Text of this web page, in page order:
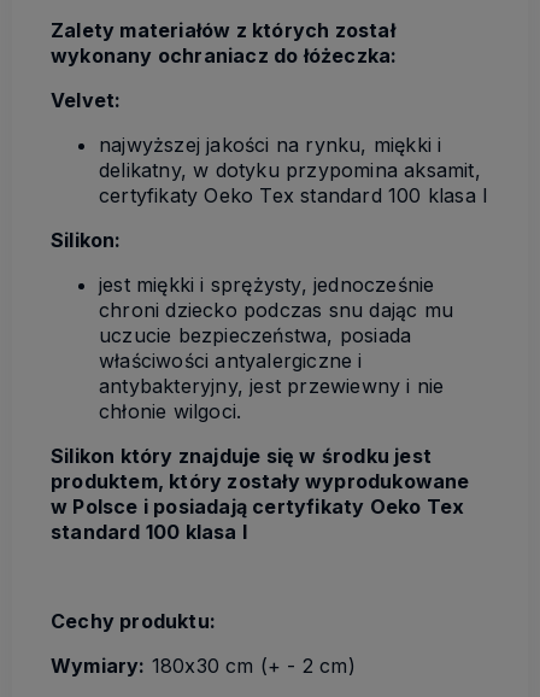
Zalety materiałów z których został
wykonany ochraniacz do łóżeczka:
Velvet:
najwyższej jakości na rynku, miękki i
delikatny, w dotyku przypomina aksamit,
certyfikaty Oeko Tex standard 100 klasa I
Silikon:
jest miękki i sprężysty, jednocześnie
chroni dziecko podczas snu dając mu
uczucie bezpieczeństwa, posiada
właściwości antyalergiczne i
antybakteryjny, jest przewiewny i nie
chłonie wilgoci.
Silikon który znajduje się w środku jest
produktem, który zostały wyprodukowane
w Polsce i posiadają certyfikaty Oeko Tex
standard 100 klasa I
Cechy produktu:
Wymiary: 180x30 cm (+ - 2 cm)